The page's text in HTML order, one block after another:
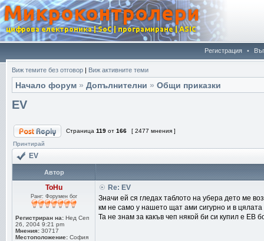
Регистрация •
Виж темите без отговор | Виж активните теми
Начало форум » Допълнителни » Общи приказки
EV
Страница 119 от 166
[ 2477 мнения ]
Принтирай
EV
Автор
ToHu
Ранг: Форумен бог
Регистриран на: Нед Сеп
26, 2004 9:21 pm
Мнения: 30717
Местоположение: София
Re: EV
Значи ей ся гледах таблото на убера дето ме
км не само у нашето щат ами сигурно и в цялата
Та не знам за какъв чеп някой би си купил е ЕВ